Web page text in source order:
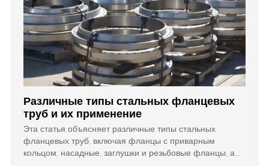
Различные типы стальных фланцевых
труб и их применение
Эта статья объясняет различные типы стальных
фланцевых труб, включая фланцы с приварным
кольцом, насадные, заглушки и резьбовые фланцы, а